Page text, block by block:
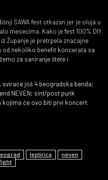
SAWA fest otkazan jer je oluja u
mesecima. Kako je fest 100% DIY
Županje je pretrpela značajne
od nekoliko benefit koncerata sa
za saniranje štete i
sviraće još 4 beogradska benda;
NEVEN; sint/post punk
kojima će ovo biti prvi koncert:
leptirica
neven